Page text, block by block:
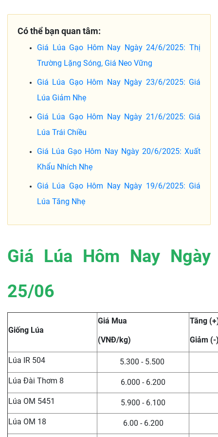
Có thể bạn quan tâm:
Giá Lúa Gạo Hôm Nay Ngày 24/6/2025: Thị
Trường Lặng Sóng, Giá Neo Vững
Giá Lúa Gạo Hôm Nay Ngày 23/6/2025: Giá
Lúa Giảm Nhẹ
Giá Lúa Gạo Hôm Nay Ngày 21/6/2025: Giá
Lúa Trái Chiều
Giá Lúa Gạo Hôm Nay Ngày 20/6/2025: Xuất
Khẩu Nhích Nhẹ
Giá Lúa Gạo Hôm Nay Ngày 19/6/2025: Giá
Lúa Tăng Nhẹ
Giá Lúa Hôm Nay Ngày
25/06
Giống Lúa
Giá Mua
(VNĐ/kg)
Tăng
Giảm (-
Lúa IR 504 5.300 - 5.500
Lúa Đài Thơm 8 6.000 - 6.200
Lúa OM 5451 5.900 - 6.100
Lúa OM 18 6.00 - 6.200